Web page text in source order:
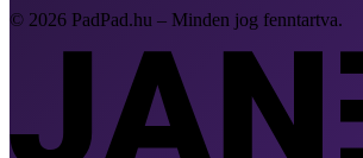
© 2026 PadPad.hu – Minden jog fenntartva.